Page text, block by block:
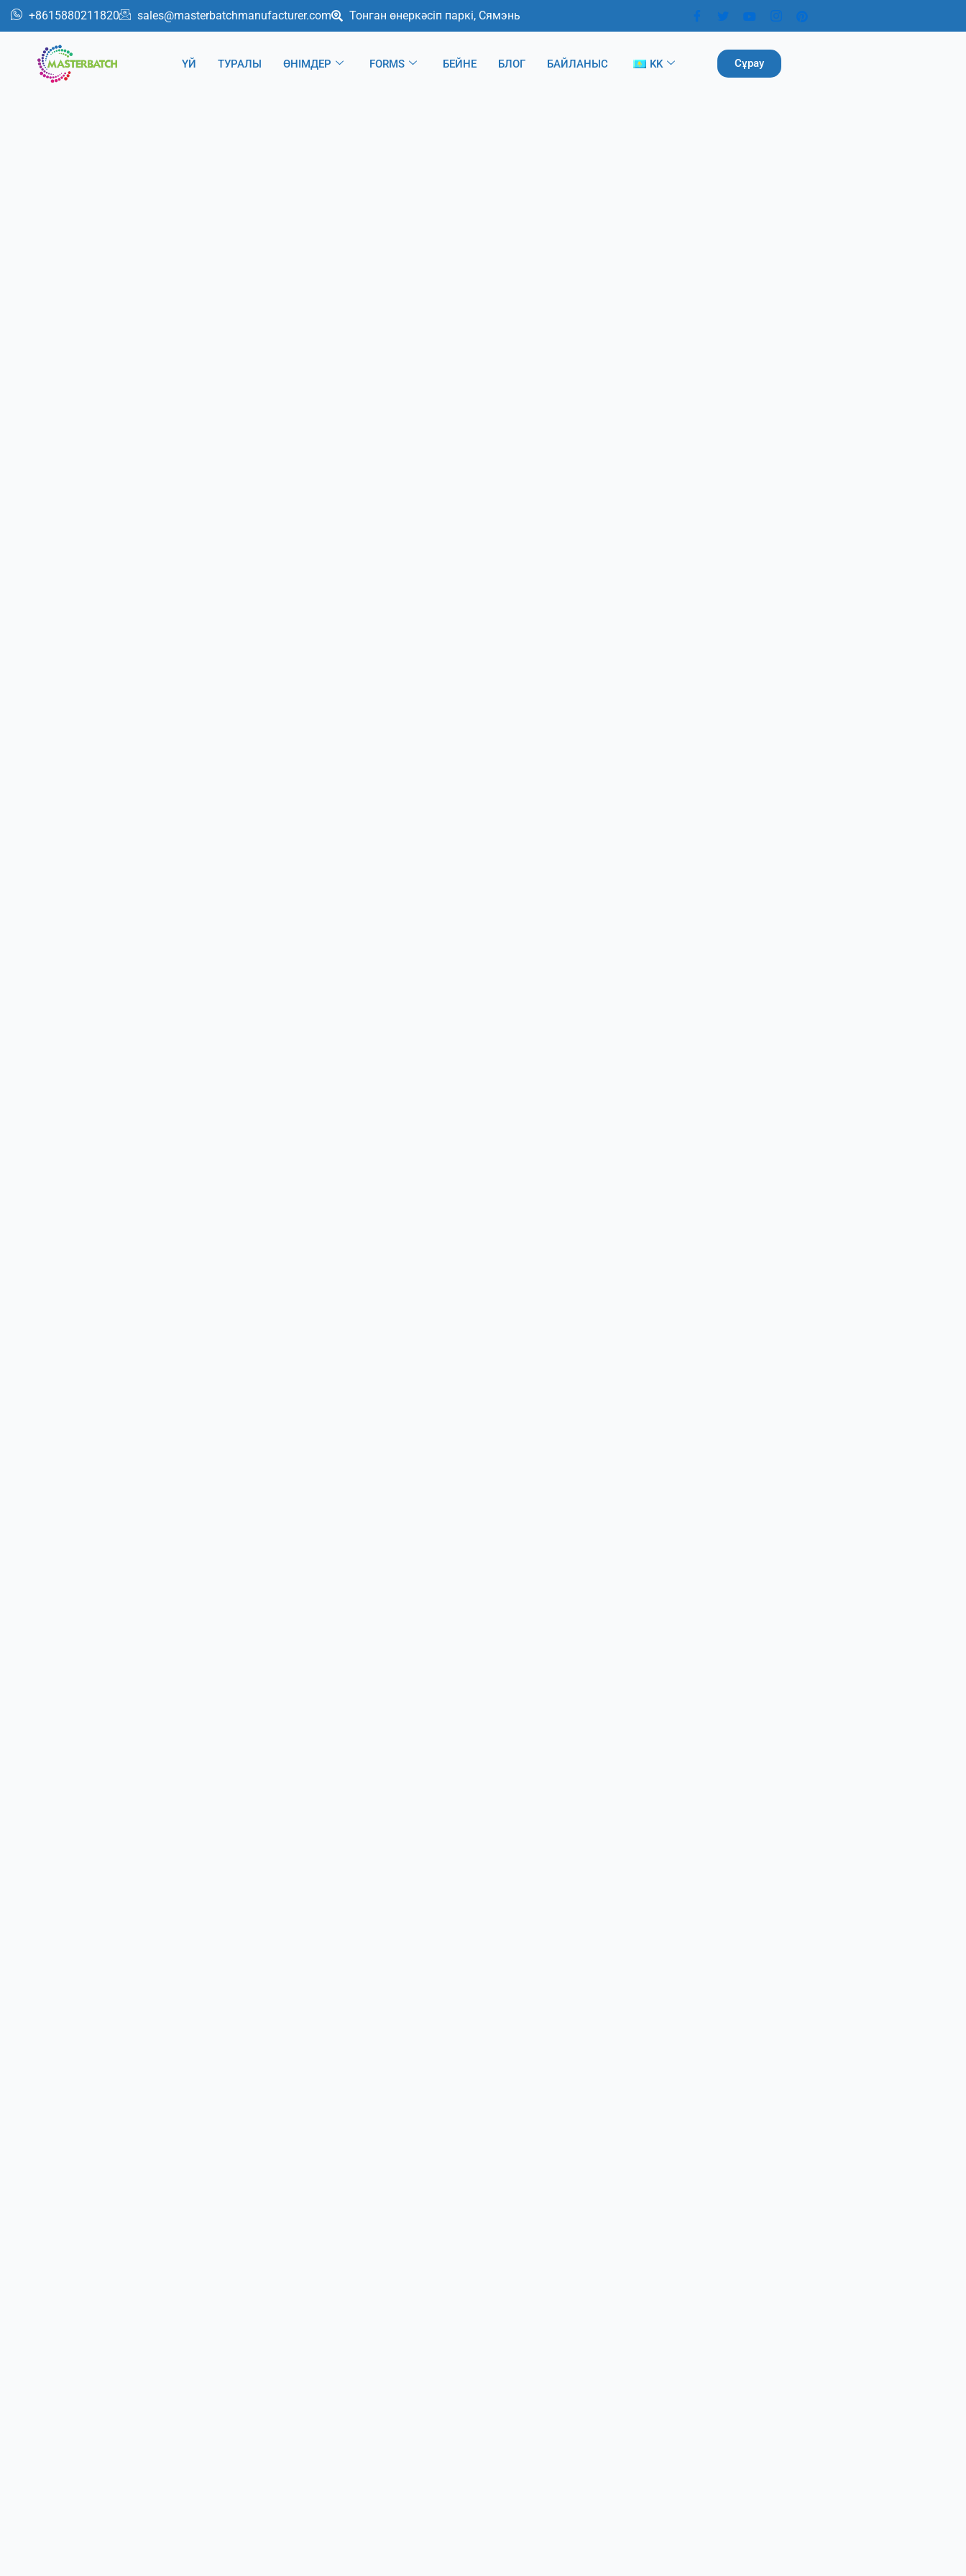
+8615880211820 sales@masterbatchmanufacturer.com Тонган өнеркәсіп паркі, Сямэнь
ҮЙ ТУРАЛЫ ӨНІМДЕР FORMS БЕЙНЕ БЛОГ БАЙЛАНЫС KK Сұрау